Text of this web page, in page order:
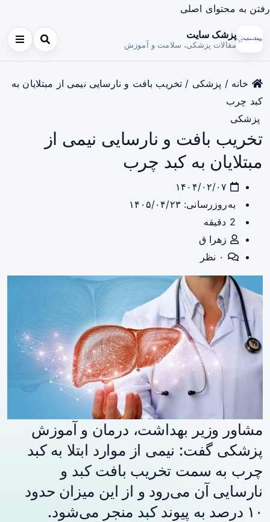
رفتن به محتوای اصلی
پزشک سایت
مقالات پزشکی، سلامت و آموزش
خانه / پزشکی / تخریب بافت و نارسایی نیمی از مبتلایان به
کبد چرب
پزشکی
تخریب بافت و نارسایی نیمی از
مبتلایان به کبد چرب
به‌روزرسانی: ۱۴۰۵/۰۴/۲۳
زهرا ق
مشاور وزیر بهداشت، درمان و آموزش
پزشکی گفت: نیمی از موارد ابتلا به کبد
چرب به سمت تخریب بافت کبد و
نارسایی آن می‌رود و از این میزان حدود
۱۰ درصد به پیوند کبد منجر می‌شود.